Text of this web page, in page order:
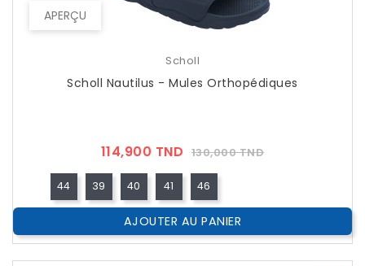
APERÇU
Scholl
Scholl Nautilus - Mules Orthopédiques
114,900 TND Prix
Public
130,000 TNDPrix
44 39 40 41 46
AJOUTER AU PANIER